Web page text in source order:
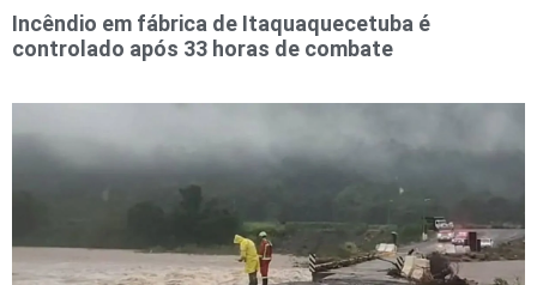
Incêndio em fábrica de Itaquaquecetuba é
controlado após 33 horas de combate